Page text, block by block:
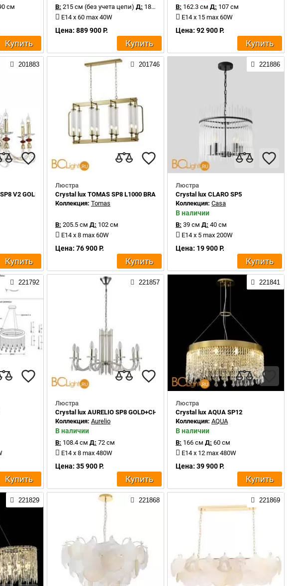
см
Купить
В: 215 см (без учета цепи) Д: 180 см
E14 x 60 max 40W
Цена: 889 900 Р.
Купить
В: 162.3 см Д: 107 см
E14 x 15 max 60W
Цена: 92 900 Р.
Купить
201883
V2 GOLD/TRANSPARENT-COGNAC
Купить
201746
Люстра
Crystal lux TOMAS SP8 L1000 BRASS
Коллекция: Tomas
В: 205.5 см Д: 102 см
E14 x 8 max 60W
Цена: 76 900 Р.
Купить
221886
Люстра
Crystal lux CLARO SP5
Коллекция: Casa
В наличии
В: 39 см Д: 40 см
E14 x 5 max 200W
Цена: 19 900 Р.
Купить
221792
Купить
221857
Люстра
Crystal lux AURELIO SP8 GOLD+CHROME/TRANSPARENT
Коллекция: Aurelio
В наличии
В: 108.4 см Д: 72 см
E14 x 8 max 480W
Цена: 35 900 Р.
Купить
221841
Люстра
Crystal lux AQUA SP12
Коллекция: AQUA
В наличии
В: 166 см Д: 60 см
E14 x 12 max 480W
Цена: 39 900 Р.
Купить
221829 221868 221869